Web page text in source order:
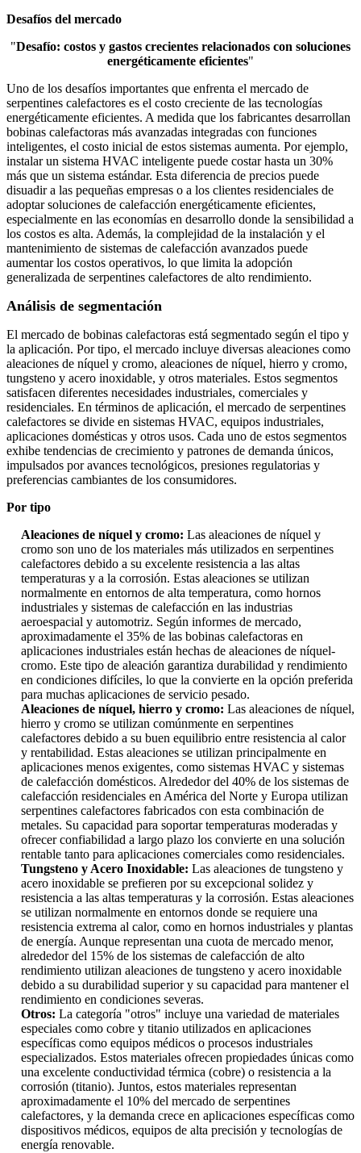
Desafíos del mercado
"Desafío: costos y gastos crecientes relacionados con soluciones
energéticamente eficientes"
Uno de los desafíos importantes que enfrenta el mercado de
serpentines calefactores es el costo creciente de las tecnologías
energéticamente eficientes. A medida que los fabricantes desarrollan
bobinas calefactoras más avanzadas integradas con funciones
inteligentes, el costo inicial de estos sistemas aumenta. Por ejemplo,
instalar un sistema HVAC inteligente puede costar hasta un 30%
más que un sistema estándar. Esta diferencia de precios puede
disuadir a las pequeñas empresas o a los clientes residenciales de
adoptar soluciones de calefacción energéticamente eficientes,
especialmente en las economías en desarrollo donde la sensibilidad a
los costos es alta. Además, la complejidad de la instalación y el
mantenimiento de sistemas de calefacción avanzados puede
aumentar los costos operativos, lo que limita la adopción
generalizada de serpentines calefactores de alto rendimiento.
Análisis de segmentación
El mercado de bobinas calefactoras está segmentado según el tipo y
la aplicación. Por tipo, el mercado incluye diversas aleaciones como
aleaciones de níquel y cromo, aleaciones de níquel, hierro y cromo,
tungsteno y acero inoxidable, y otros materiales. Estos segmentos
satisfacen diferentes necesidades industriales, comerciales y
residenciales. En términos de aplicación, el mercado de serpentines
calefactores se divide en sistemas HVAC, equipos industriales,
aplicaciones domésticas y otros usos. Cada uno de estos segmentos
exhibe tendencias de crecimiento y patrones de demanda únicos,
impulsados ​​por avances tecnológicos, presiones regulatorias y
preferencias cambiantes de los consumidores.
Por tipo
Aleaciones de níquel y cromo: Las aleaciones de níquel y
cromo son uno de los materiales más utilizados en serpentines
calefactores debido a su excelente resistencia a las altas
temperaturas y a la corrosión. Estas aleaciones se utilizan
normalmente en entornos de alta temperatura, como hornos
industriales y sistemas de calefacción en las industrias
aeroespacial y automotriz. Según informes de mercado,
aproximadamente el 35% de las bobinas calefactoras en
aplicaciones industriales están hechas de aleaciones de níquel-
cromo. Este tipo de aleación garantiza durabilidad y rendimiento
en condiciones difíciles, lo que la convierte en la opción preferida
para muchas aplicaciones de servicio pesado.
Aleaciones de níquel, hierro y cromo: Las aleaciones de níquel,
hierro y cromo se utilizan comúnmente en serpentines
calefactores debido a su buen equilibrio entre resistencia al calor
y rentabilidad. Estas aleaciones se utilizan principalmente en
aplicaciones menos exigentes, como sistemas HVAC y sistemas
de calefacción domésticos. Alrededor del 40% de los sistemas de
calefacción residenciales en América del Norte y Europa utilizan
serpentines calefactores fabricados con esta combinación de
metales. Su capacidad para soportar temperaturas moderadas y
ofrecer confiabilidad a largo plazo los convierte en una solución
rentable tanto para aplicaciones comerciales como residenciales.
Tungsteno y Acero Inoxidable: Las aleaciones de tungsteno y
acero inoxidable se prefieren por su excepcional solidez y
resistencia a las altas temperaturas y la corrosión. Estas aleaciones
se utilizan normalmente en entornos donde se requiere una
resistencia extrema al calor, como en hornos industriales y plantas
de energía. Aunque representan una cuota de mercado menor,
alrededor del 15% de los sistemas de calefacción de alto
rendimiento utilizan aleaciones de tungsteno y acero inoxidable
debido a su durabilidad superior y su capacidad para mantener el
rendimiento en condiciones severas.
Otros: La categoría "otros" incluye una variedad de materiales
especiales como cobre y titanio utilizados en aplicaciones
específicas como equipos médicos o procesos industriales
especializados. Estos materiales ofrecen propiedades únicas como
una excelente conductividad térmica (cobre) o resistencia a la
corrosión (titanio). Juntos, estos materiales representan
aproximadamente el 10% del mercado de serpentines
calefactores, y la demanda crece en aplicaciones específicas como
dispositivos médicos, equipos de alta precisión y tecnologías de
energía renovable.